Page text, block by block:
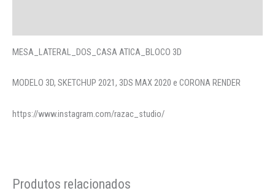
MESA_LATERAL_DOS_CASA ATICA_BLOCO 3D
MODELO 3D, SKETCHUP 2021, 3DS MAX 2020 e CORONA RENDER
https://www.instagram.com/razac_studio/
Produtos relacionados